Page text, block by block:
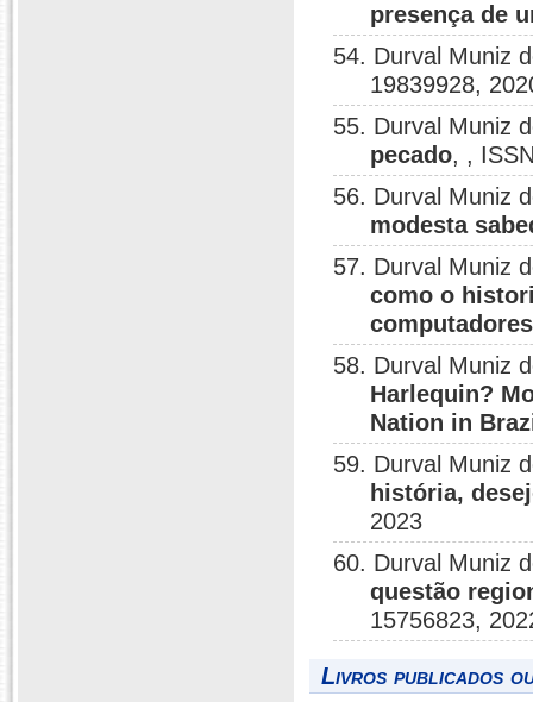
presença de
54. Durval Muniz
19839928,
55. Durval Muniz
pecado, ,
56. Durval Muniz
modesta
57. Durval Muniz
como o
computadores
58. Durval Muniz
Harlequin?
Nation in
59. Durval Muniz
história,
2023
60. Durval Muniz
questão
15756823,
Livros publicados